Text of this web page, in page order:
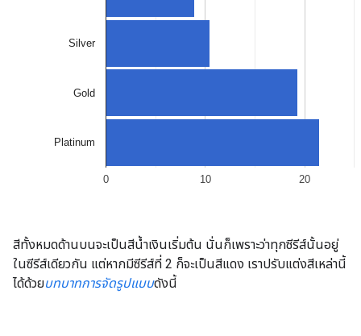
สีทั้งหมดด้านบนจะเป็นสีน้ำเงินเริ่มต้น นั่นก็เพราะว่าทุกซีรีส์นั้นอยู่
ในซีรีส์เดียวกัน แต่หากมีซีรีส์ที่ 2 ก็จะเป็นสีแดง เราปรับแต่งสีเหล่านี้
ได้ด้วยบทบาทการจัดรูปแบบดังนี้